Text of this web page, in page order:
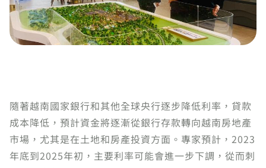
隨著越南國家銀行和其他全球央行逐步降低利率，貸款
成本降低，預計資金將逐漸從銀行存款轉向越南房地產
市場，尤其是在土地和房產投資方面。專家預計，2023
年底到2025年初，主要利率可能會進一步下調，從而刺